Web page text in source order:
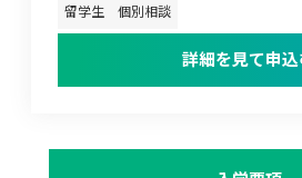
留学生 個別相談
詳細を見て申込